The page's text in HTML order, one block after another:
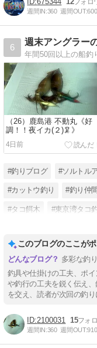
週間IN:360 週間OUT:600
6
週末アングラー
（26）鹿島港 不動丸《好
調！！夜イカ(２)🦑》
4日前
#釣りブログ #ソルトル
#カットウ釣り #釣り仲
#タコ餌木 #東京湾タコ
このブログのここが
多彩な釣
釣具や仕掛けの工夫、ポ
や釣行の工夫を鋭く伝え
を交え、読者が次回の釣
2100031 15
週間IN:360 週間OUT:910